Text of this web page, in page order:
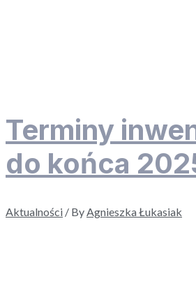
Terminy
do końca
Aktualności / ByAgnieszka Łukasiak